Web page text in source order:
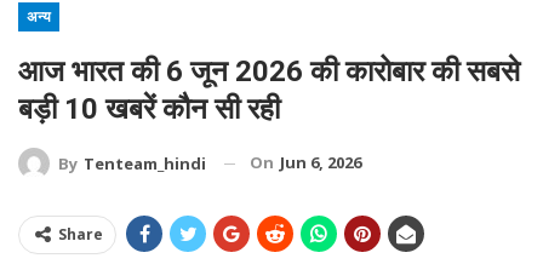
अन्य
आज भारत की 6 जून 2026 की कारोबार की सबसे
बड़ी 10 खबरें कौन सी रही
By Tenteam_hindi On Jun 6, 2026
Share